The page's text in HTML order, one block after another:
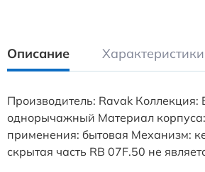
Описание Характеристики
Производитель: Ravak
однорычажный Материал корпуса:
применения: бытовая Механизм:
скрытая часть RB 07F.50 не